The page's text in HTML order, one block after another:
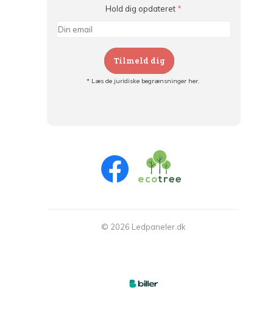
Hold dig opdateret *
Tilmeld dig
* Læs de juridiske begrænsninger her.
© 2026 Ledpaneler.dk